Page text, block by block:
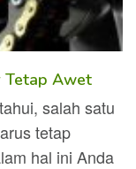
Tetap Awet
salah satu
tetap
hal ini Anda